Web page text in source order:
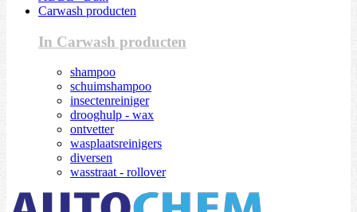
Carwash producten
In Carwash producten
shampoo
schuimshampoo
insectenreiniger
drooghulp - wax
ontvetter
wasplaatsreinigers
diversen
wasstraat - rollover